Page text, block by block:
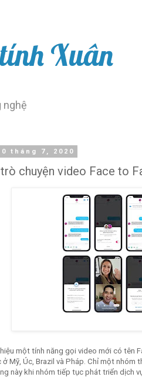
Xuân
nghệ
tháng 7, 2020
chuyện video Face to
một tính năng gọi video mới có tên
Mỹ, Úc, Brazil và Pháp. Chỉ một nhóm
này khi nhóm tiếp tục phát triển dịch